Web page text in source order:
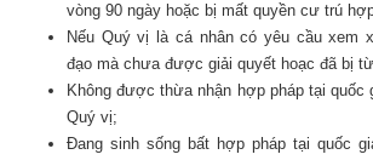
vòng 90 ngày hoặc bị mất quyền cư trú
Nếu Quý vị là cá nhân có yêu cầu xem
đạo mà chưa được giải quyết hoạc đã bị
Không được thừa nhận hợp pháp tại quốc
Quý vị;
Đang sinh sống bất hợp pháp tại quốc